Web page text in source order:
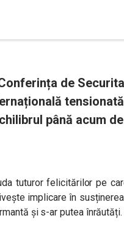
de
până acum
tuturor felicitărilor pe
implicare în
și s-ar putea înrăutăți.